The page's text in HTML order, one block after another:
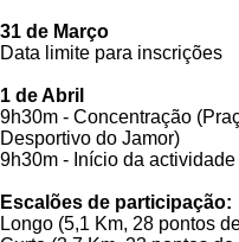
31 de Março
Data limite para inscrições
1 de Abril
9h30m - Concentração
Desportivo do Jamor)
9h30m - Início da actividade
Escalões de participação:
Longo (5,1 Km, 28 pontos